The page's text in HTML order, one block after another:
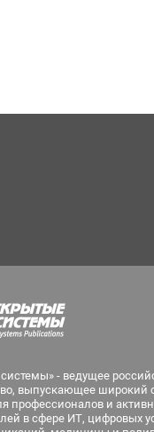
- ведущее
выпускающее широкий
профессионалов и
в сфере ИТ, цифровых